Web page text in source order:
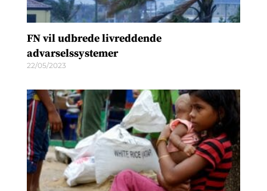
FN vil udbrede livreddende
advarselssystemer
22/05/2023